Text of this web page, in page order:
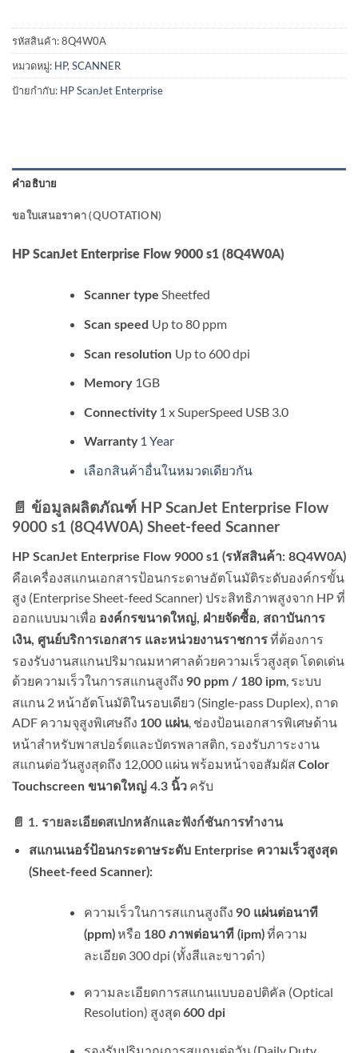
รหัสสินค้า:8Q4W0A
หมวดหมู่: HP, SCANNER
ป้ายกำกับ: HP ScanJet Enterprise
คำอธิบาย
ขอใบเสนอราคา (QUOTATION)
HP ScanJet Enterprise Flow 9000 s1 (8Q4W0A)
Scanner type Sheetfed
Scan speed Up to 80 ppm
Scan resolution Up to 600 dpi
Memory 1GB
Connectivity1 x SuperSpeed USB 3.0
Warranty 1 Year
เลือกสินค้าอื่นในหมวดเดียวกัน
📄 ข้อมูลผลิตภัณฑ์ HP ScanJet Enterprise Flow
9000 s1 (8Q4W0A) Sheet-feed Scanner
HP ScanJet Enterprise Flow 9000 s1 (รหัสสินค้า: 8Q4W0A)
คือเครื่องสแกนเอกสารป้อนกระดาษอัตโนมัติระดับองค์กรขั้น
สูง (Enterprise Sheet-feed Scanner) ประสิทธิภาพสูงจาก HP ที่
ออกแบบมาเพื่อ องค์กรขนาดใหญ่, ฝ่ายจัดซื้อ, สถาบันการ
เงิน, ศูนย์บริการเอกสาร และหน่วยงานราชการที่ต้องการ
รองรับงานสแกนปริมาณมหาศาลด้วยความเร็วสูงสุด โดดเด่น
ด้วยความเร็วในการสแกนสูงถึง 90 ppm / 180 ipm , ระบบ
สแกน 2 หน้าอัตโนมัติในรอบเดียว (Single-pass Duplex), ถาด
ADF ความจุสูงพิเศษถึง 100 แผ่น, ช่องป้อนเอกสารพิเศษด้าน
หน้าสำหรับพาสปอร์ตและบัตรพลาสติก, รองรับภาระงาน
สแกนต่อวันสูงสุดถึง 12,000 แผ่น พร้อมหน้าจอสัมผัสColor
Touchscreen ขนาดใหญ่ 4.3 นิ้ว ครับ
📄 1. รายละเอียดสเปกหลักและฟังก์ชันการทำงาน
สแกนเนอร์ป้อนกระดาษระดับ Enterprise ความเร็วสูงสุด
(Sheet-feed Scanner):
ความเร็วในการสแกนสูงถึง 90 แผ่นต่อนาที
(ppm)หรือ 180 ภาพต่อนาที (ipm)ที่ความ
ละเอียด 300 dpi (ทั้งสีและขาวดำ)
ความละเอียดการสแกนแบบออปติคัล (Optical
Resolution) สูงสุด600 dpi